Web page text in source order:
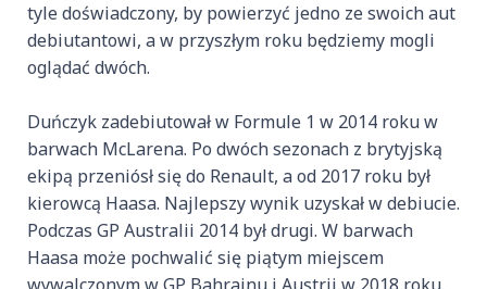
tyle doświadczony, by powierzyć jedno ze swoich aut
debiutantowi, a w przyszłym roku będziemy mogli
oglądać dwóch.
Duńczyk zadebiutował w Formule 1 w 2014 roku w
barwach McLarena. Po dwóch sezonach z brytyjską
ekipą przeniósł się do Renault, a od 2017 roku był
kierowcą Haasa. Najlepszy wynik uzyskał w debiucie.
Podczas GP Australii 2014 był drugi. W barwach
Haasa może pochwalić się piątym miejscem